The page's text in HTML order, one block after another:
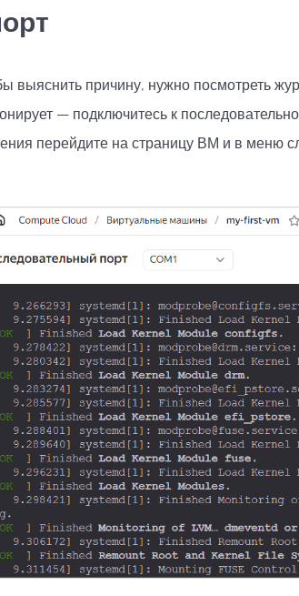
причину, нужно посмотреть
— подключитесь к
перейдите на страницу ВМ и в меню